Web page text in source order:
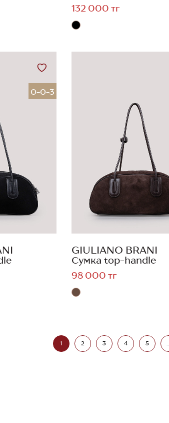
132 000 тг
0-0-3
GIULIANO BRANI
Сумка top-handle
98 000 тг
1 2 3 4 5